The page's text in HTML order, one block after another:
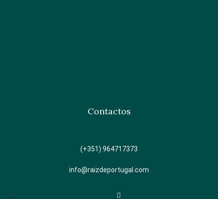
Contactos
(+351) 964717373
info@raizdeportugal.com